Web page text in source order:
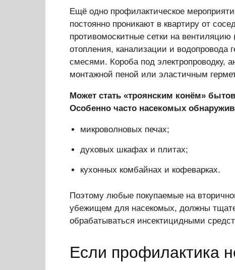
Ещё одно профилактическое
постоянно проникают в квартиру от
противомоскитные сетки на
отопления, канализации и
смесями. Короба под электропроводку,
монтажной пеной или эластичным
Может стать «троянским конём»
Особенно часто насекомых
микроволновых печах;
духовых шкафах и плитах;
кухонных комбайнах и кофеварках.
Поэтому любые покупаемые на
убежищем для насекомых, должны
обрабатываться инсектицидными
Если профилактика